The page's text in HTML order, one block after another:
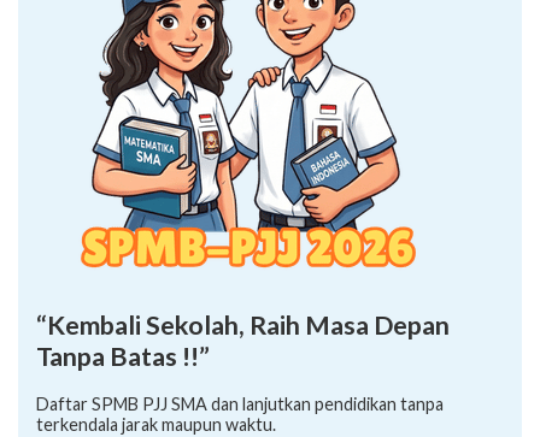
“Kembali Sekolah, Raih Masa Depan
Tanpa Batas !!”
Daftar SPMB PJJ SMA dan lanjutkan pendidikan tanpa
terkendala jarak maupun waktu.